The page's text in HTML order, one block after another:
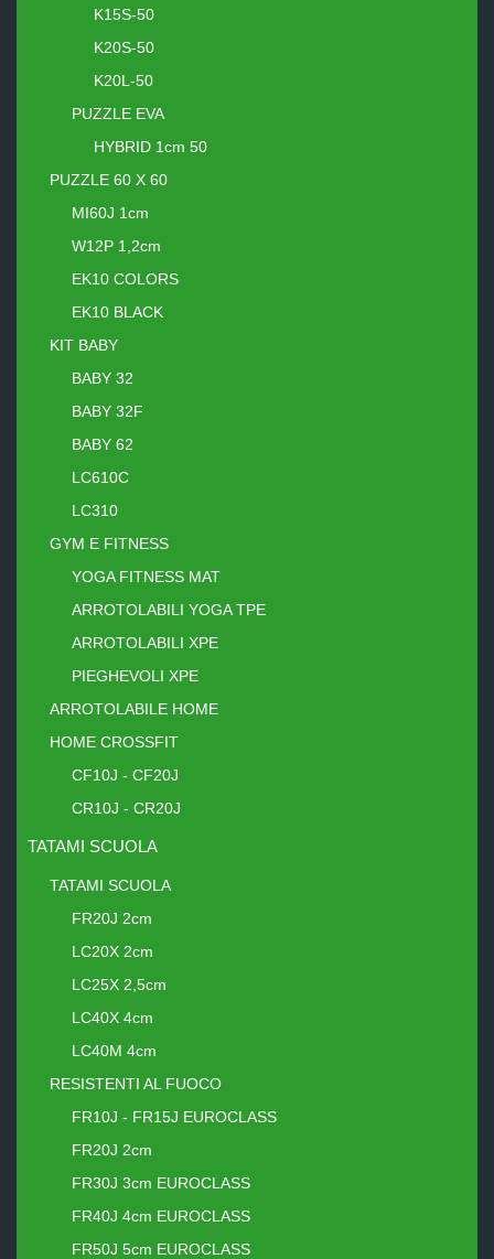
K15S-50
K20S-50
K20L-50
PUZZLE EVA
HYBRID 1cm 50
PUZZLE 60 X 60
MI60J 1cm
W12P 1,2cm
EK10 COLORS
EK10 BLACK
KIT BABY
BABY 32
BABY 32F
BABY 62
LC610C
LC310
GYM E FITNESS
YOGA FITNESS MAT
ARROTOLABILI YOGA TPE
ARROTOLABILI XPE
PIEGHEVOLI XPE
ARROTOLABILE HOME
HOME CROSSFIT
CF10J - CF20J
CR10J - CR20J
TATAMI SCUOLA
TATAMI SCUOLA
FR20J 2cm
LC20X 2cm
LC25X 2,5cm
LC40X 4cm
LC40M 4cm
RESISTENTI AL FUOCO
FR10J - FR15J EUROCLASS
FR20J 2cm
FR30J 3cm EUROCLASS
FR40J 4cm EUROCLASS
FR50J 5cm EUROCLASS